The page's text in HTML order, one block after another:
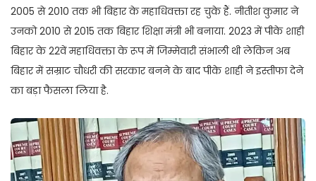
2005 से 2010 तक भी बिहार के महाधिवक्ता रह चुके हैं. नीतीश कुमार ने
उनको 2010 से 2015 तक बिहार शिक्षा मंत्री भी बनाया. 2023 में पीके शाही
बिहार के 22वें महाधिवक्ता के रूप में जिम्मेवारी संभाली थी लेकिन अब
बिहार में सम्राट चौधरी की सरकार बनने के बाद पीके शाही ने इस्तीफा देने
का बड़ा फैसला लिया है.